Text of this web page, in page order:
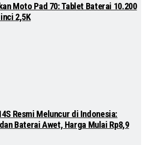
Moto Pad 70: Tablet Baterai 10.200
2,5K
Resmi Meluncur di Indonesia:
Baterai Awet, Harga Mulai Rp8,9